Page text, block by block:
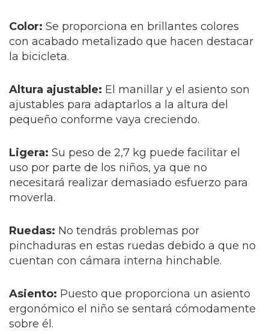
Color: Se proporciona en brillantes colores
con acabado metalizado que hacen destacar
la bicicleta.
Altura ajustable: El manillar y el asiento son
ajustables para adaptarlos a la altura del
pequeño conforme vaya creciendo.
Ligera: Su peso de 2,7 kg puede facilitar el
uso por parte de los niños, ya que no
necesitará realizar demasiado esfuerzo para
moverla.
Ruedas: No tendrás problemas por
pinchaduras en estas ruedas debido a que no
cuentan con cámara interna hinchable.
Asiento: Puesto que proporciona un asiento
ergonómico el niño se sentará cómodamente
sobre él.